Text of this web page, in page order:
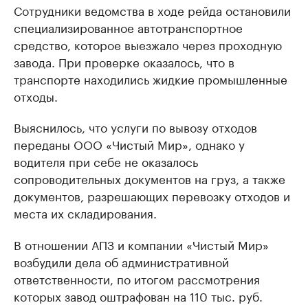
Сотрудники ведомства в ходе рейда остановили
специализированное автотранспортное
средство, которое выезжало через проходную
завода. При проверке оказалось, что в
транспорте находились жидкие промышленные
отходы.
Выяснилось, что услуги по вывозу отходов
переданы ООО «Чистый Мир», однако у
водителя при себе не оказалось
сопроводительных документов на груз, а также
документов, разрешающих перевозку отходов и
места их складирования.
В отношении АПЗ и компании «Чистый Мир»
возбудили дела об административной
ответственности, по итогом рассмотрения
которых завод оштрафован на 110 тыс. руб.